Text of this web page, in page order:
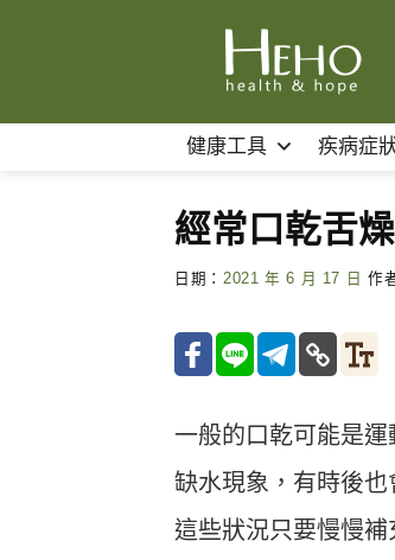
健康工具 疾病症
經常口乾舌
日期： 2021 年 6 月 17 日 作
一般的口乾可能是
缺水現象，有時後
這些狀況只要慢慢